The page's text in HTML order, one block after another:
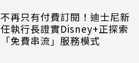
不再只有付費訂閱！迪士尼新
任執行長證實Disney+正探索
「免費串流」服務模式